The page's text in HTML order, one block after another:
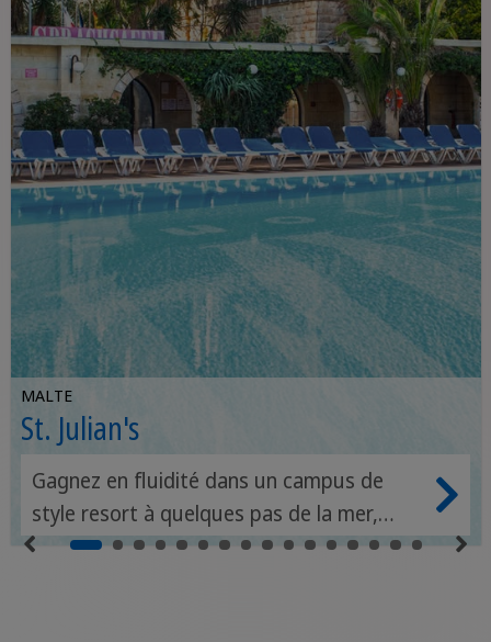
MALTE
St. Julian's
Gagnez en fluidité dans un campus de
style resort à quelques pas de la mer,
plein de vie, de charme et de connexion.